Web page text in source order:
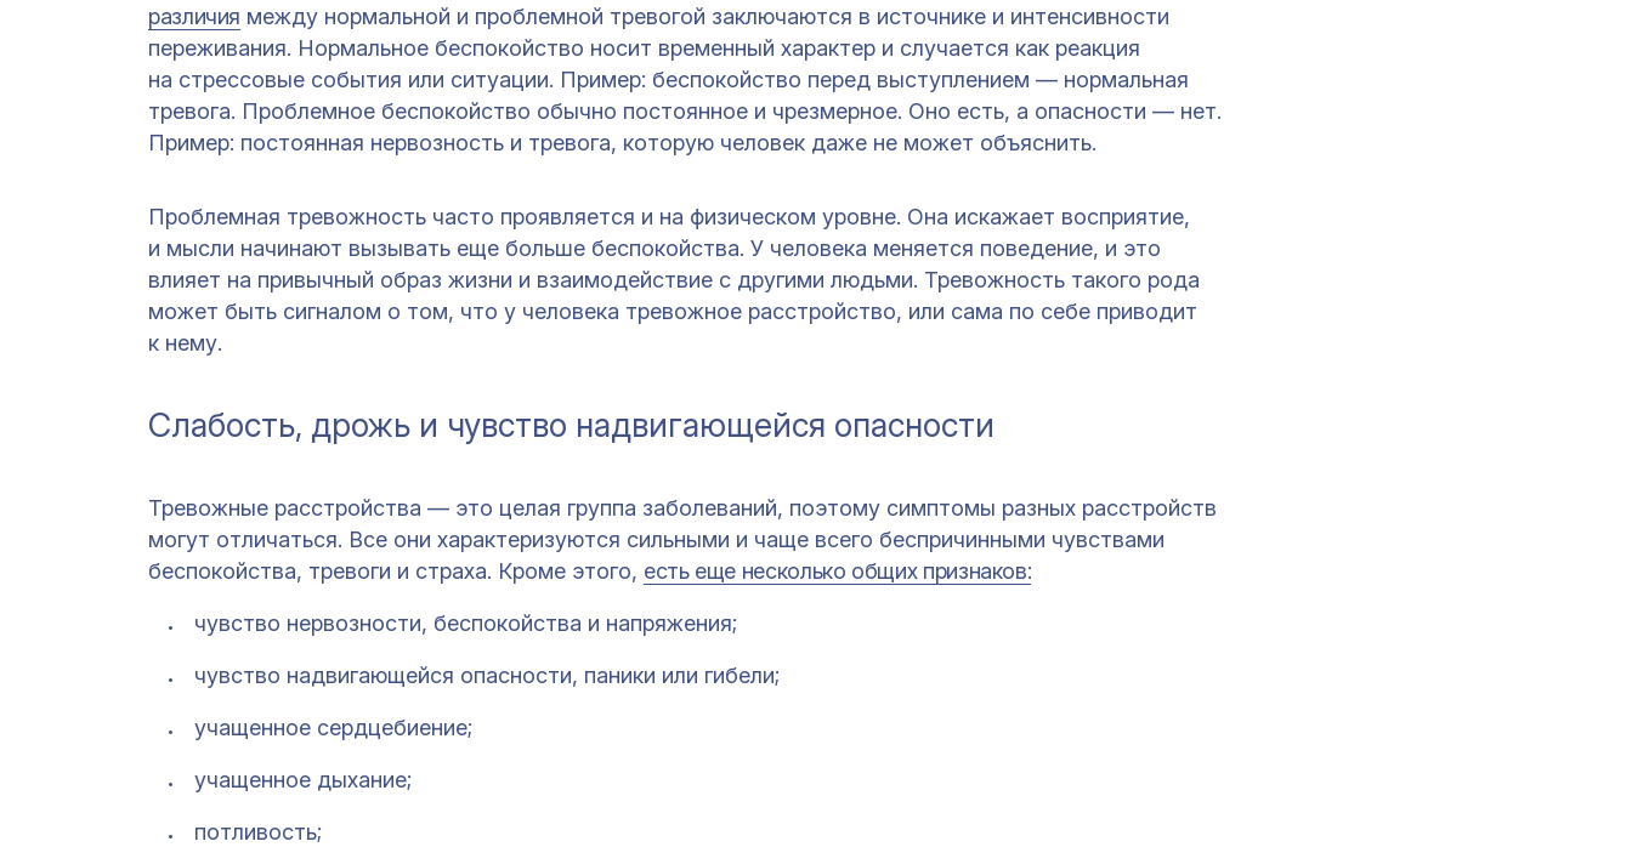
различия между нормальной и проблемной тревогой заключаются в источнике и интенсивности
переживания. Нормальное беспокойство носит временный характер и случается как реакция
на стрессовые события или ситуации. Пример: беспокойство перед выступлением — нормальная
тревога. Проблемное беспокойство обычно постоянное и чрезмерное. Оно есть, а опасности — нет.
Пример: постоянная нервозность и тревога, которую человек даже не может объяснить.
Проблемная тревожность часто проявляется и на физическом уровне. Она искажает восприятие,
и мысли начинают вызывать еще больше беспокойства. У человека меняется поведение, и это
влияет на привычный образ жизни и взаимодействие с другими людьми. Тревожность такого рода
может быть сигналом о том, что у человека тревожное расстройство, или сама по себе приводит
к нему.
Слабость, дрожь и чувство надвигающейся опасности
Тревожные расстройства — это целая группа заболеваний, поэтому симптомы разных расстройств
могут отличаться. Все они характеризуются сильными и чаще всего беспричинными чувствами
беспокойства, тревоги и страха. Кроме этого, есть еще несколько общих признаков:
чувство нервозности, беспокойства и напряжения;
чувство надвигающейся опасности, паники или гибели;
учащенное сердцебиение;
учащенное дыхание;
потливость;